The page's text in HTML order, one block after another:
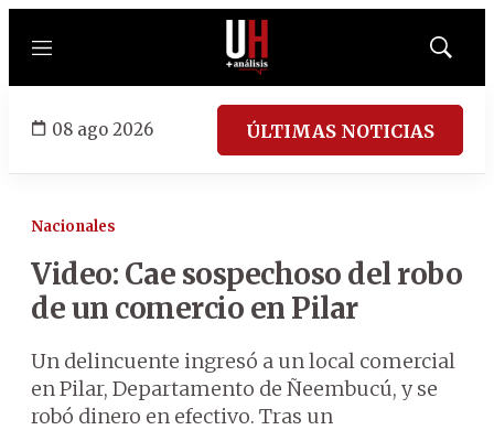
Menú
Mostrar
08 ago 2026 ÚLTIMAS NOTICIAS
Nacionales
Video: Cae sospechoso del robo
de un comercio en Pilar
Un delincuente ingresó a un local comercial
en Pilar, Departamento de Ñeembucú, y se
robó dinero en efectivo. Tras un